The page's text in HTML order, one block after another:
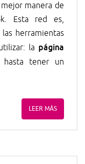
manera de
Esta red es,
herramientas
la página
hasta tener un
LEER MÁS